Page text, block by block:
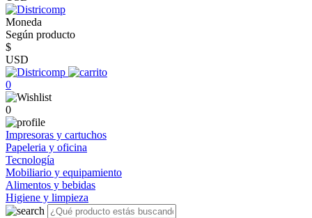
Moneda
Según producto
$
USD
0
0
Impresoras y cartuchos
Papeleria y oficina
Tecnología
Mobiliario y equipamiento
Alimentos y bebidas
Higiene y limpieza